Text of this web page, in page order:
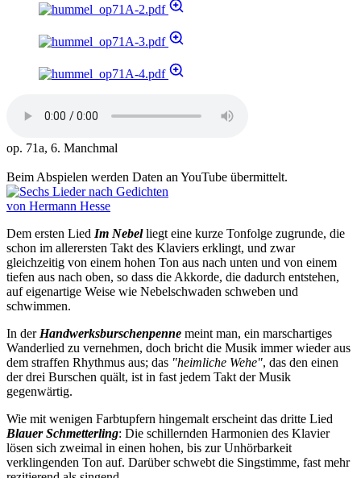
op. 71a, 6. Manchmal
Beim Abspielen werden Daten an YouTube übermittelt.
Dem ersten Lied Im Nebelliegt eine kurze Tonfolge zugrunde, die
schon im allerersten Takt des Klaviers erklingt, und zwar
gleichzeitig von einem hohen Ton aus nach unten und von einem
tiefen aus nach oben, so dass die Akkorde, die dadurch entstehen,
auf eigenartige Weise wie Nebelschwaden schweben und
schwimmen.
In der Handwerksburschenpenne meint man, ein marschartiges
Wanderlied zu vernehmen, doch bricht die Musik immer wieder aus
dem straffen Rhythmus aus; das "heimliche Wehe", das den einen
der drei Burschen quält, ist in fast jedem Takt der Musik
gegenwärtig.
Wie mit wenigen Farbtupfern hingemalt erscheint das dritte Lied
Blauer Schmetterling: Die schillernden Harmonien des Klavier
lösen sich zweimal in einen hohen, bis zur Unhörbarkeit
verklingenden Ton auf. Darüber schwebt die Singstimme, fast mehr